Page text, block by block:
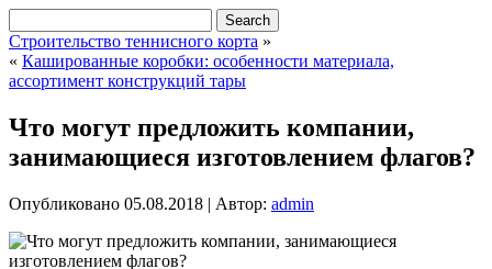
Строительство теннисного корта »
« Кашированные коробки: особенности материала,
ассортимент конструкций тары
Что могут предложить компании,
занимающиеся изготовлением флагов?
Опубликовано 05.08.2018 | Автор: admin